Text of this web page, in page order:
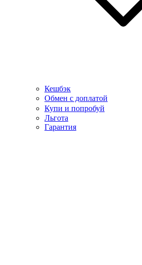
Кешбэк
Обмен с доплатой
Купи и попробуй
Льгота
Гарантия